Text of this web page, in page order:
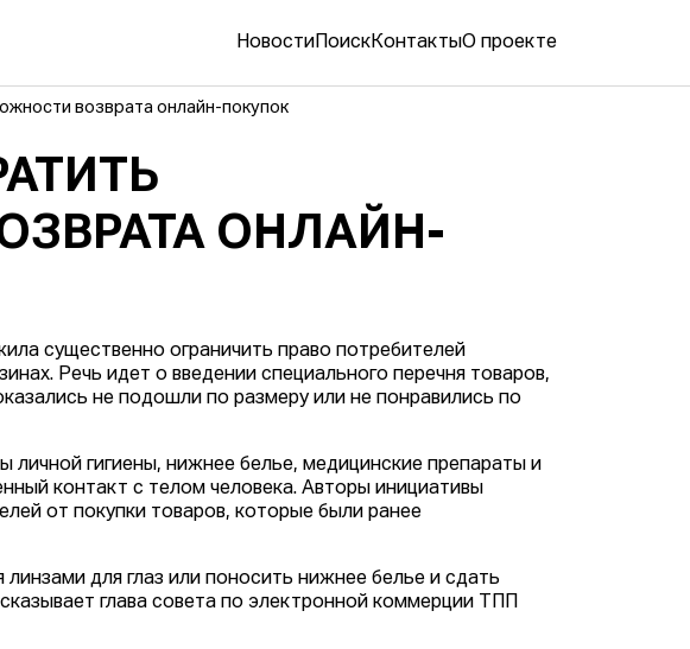
Новости ПоискКонтактыО проекте
возврата онлайн-покупок
ОНЛАЙН-
существенно ограничить право потребителей
Речь идет о введении специального перечня товаров,
не подошли по размеру или не понравились по
личной гигиены, нижнее белье, медицинские препараты и
контакт с телом человека. Авторы инициативы
от покупки товаров, которые были ранее
для глаз или поносить нижнее белье и сдать
глава совета по электронной коммерции ТПП